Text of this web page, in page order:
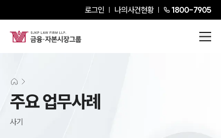
로그인 나의사건현황 1800-7905
주요 업무사례
사기